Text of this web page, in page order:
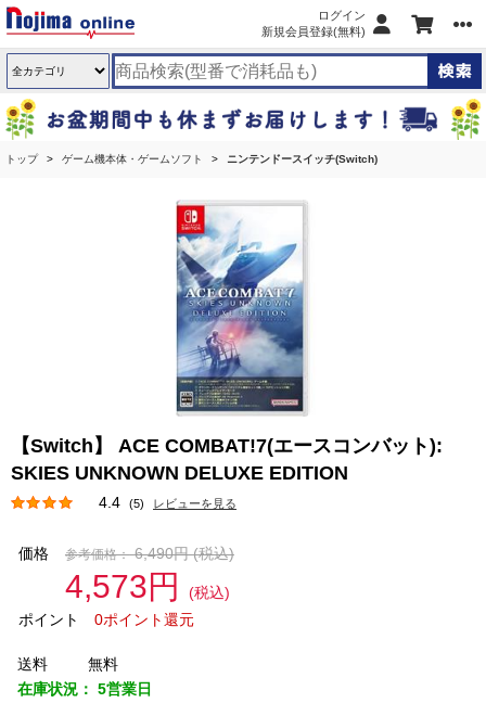
ログイン
新規会員登録(無料)
トップ ゲーム機本体・ゲームソフト ニンテンドースイッチ(Switch)
【Switch】 ACE COMBAT!7(エースコンバット):
SKIES UNKNOWN DELUXE EDITION
4.4 (5) レビューを見る
価格 参考価格： 6,490円(税込)
4,573円
(税込)
ポイント
0ポイント還元
送料
無料
在庫状況： 5営業日